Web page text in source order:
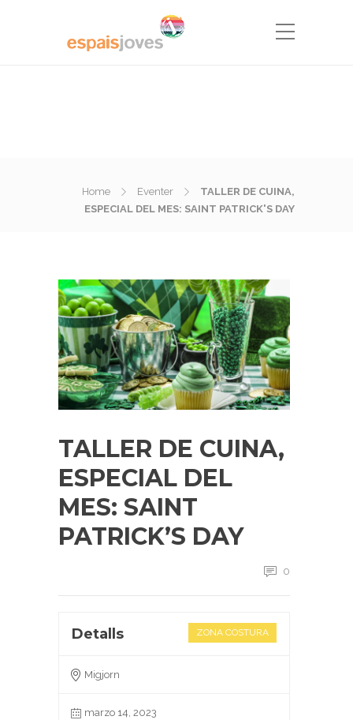
Home Eventer
TALLER DE CUINA,
ESPECIAL DEL MES: SAINT PATRICK'S DAY
TALLER DE CUINA,
ESPECIAL DEL
MES: SAINT
PATRICK’S DAY
0
ZONA COSTURA
Detalls
Migjorn
marzo 14, 2023